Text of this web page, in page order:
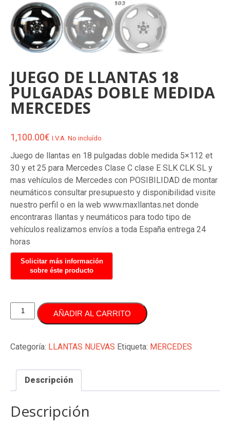
JUEGO DE LLANTAS 18
PULGADAS DOBLE MEDIDA
MERCEDES
1,100.00€ I.V.A. No incluído
Juego de llantas en 18 pulgadas doble medida 5×112 et
30 y et 25 para Mercedes Clase C clase E SLK CLK SL y
mas vehículos de Mercedes con POSIBILIDAD de montar
neumáticos consultar presupuesto y disponibilidad visite
nuestro perfil o en la web www.maxllantas.net donde
encontraras llantas y neumáticos para todo tipo de
vehículos realizamos envíos a toda España entrega 24
horas
JUEGO
DE
18
DOBLE
MEDIDA
MERCEDES
cantidad
AÑADIR AL CARRITO
Categoría: LLANTAS NUEVAS Etiqueta: MERCEDES
Descripción
Descripción